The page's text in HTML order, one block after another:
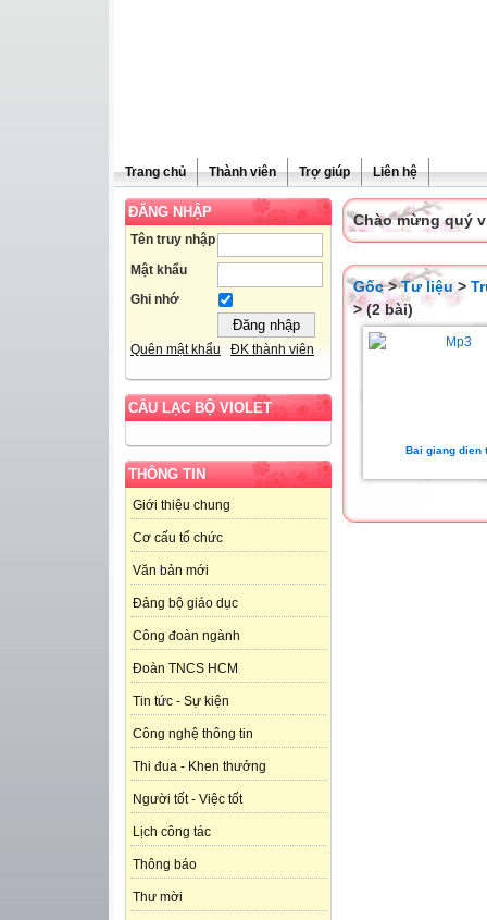
Trang chủ Thành viên Trợ giúp Liên hệ
ĐĂNG NHẬP
Tên truy nhập
Mật khẩu
Ghi nhớ
Quên mật khẩu ĐK thành viên
CÂU LẠC BỘ VIOLET
THÔNG TIN
Giới thiệu chung
Cơ cấu tổ chức
Văn bản mới
Đảng bộ giáo dục
Công đoàn ngành
Đoàn TNCS HCM
Tin tức - Sự kiện
Công nghệ thông tin
Thi đua - Khen thưởng
Người tốt - Việc tốt
Lịch công tác
Thông báo
Thư mời
Chào mừng quý
Gốc>Tư liệu>
> (2 bài)
Bai giang dien